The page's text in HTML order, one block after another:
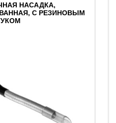
НАСАДКА,
С РЕЗИНОВЫМ